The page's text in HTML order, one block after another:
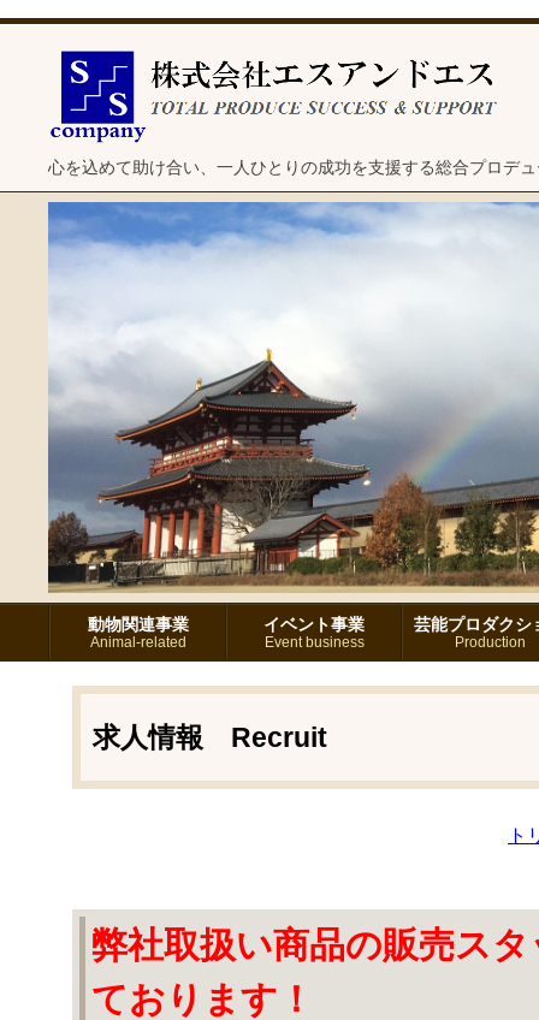
心を込めて助け合い、一人ひとりの成功を支援する総合プロデ
動物関連事業
Animal-related
イベント事業
Event business
芸能プロダクシ
Production
求人情報 Recruit
ト
弊社取扱い商品の販売ス
ております！